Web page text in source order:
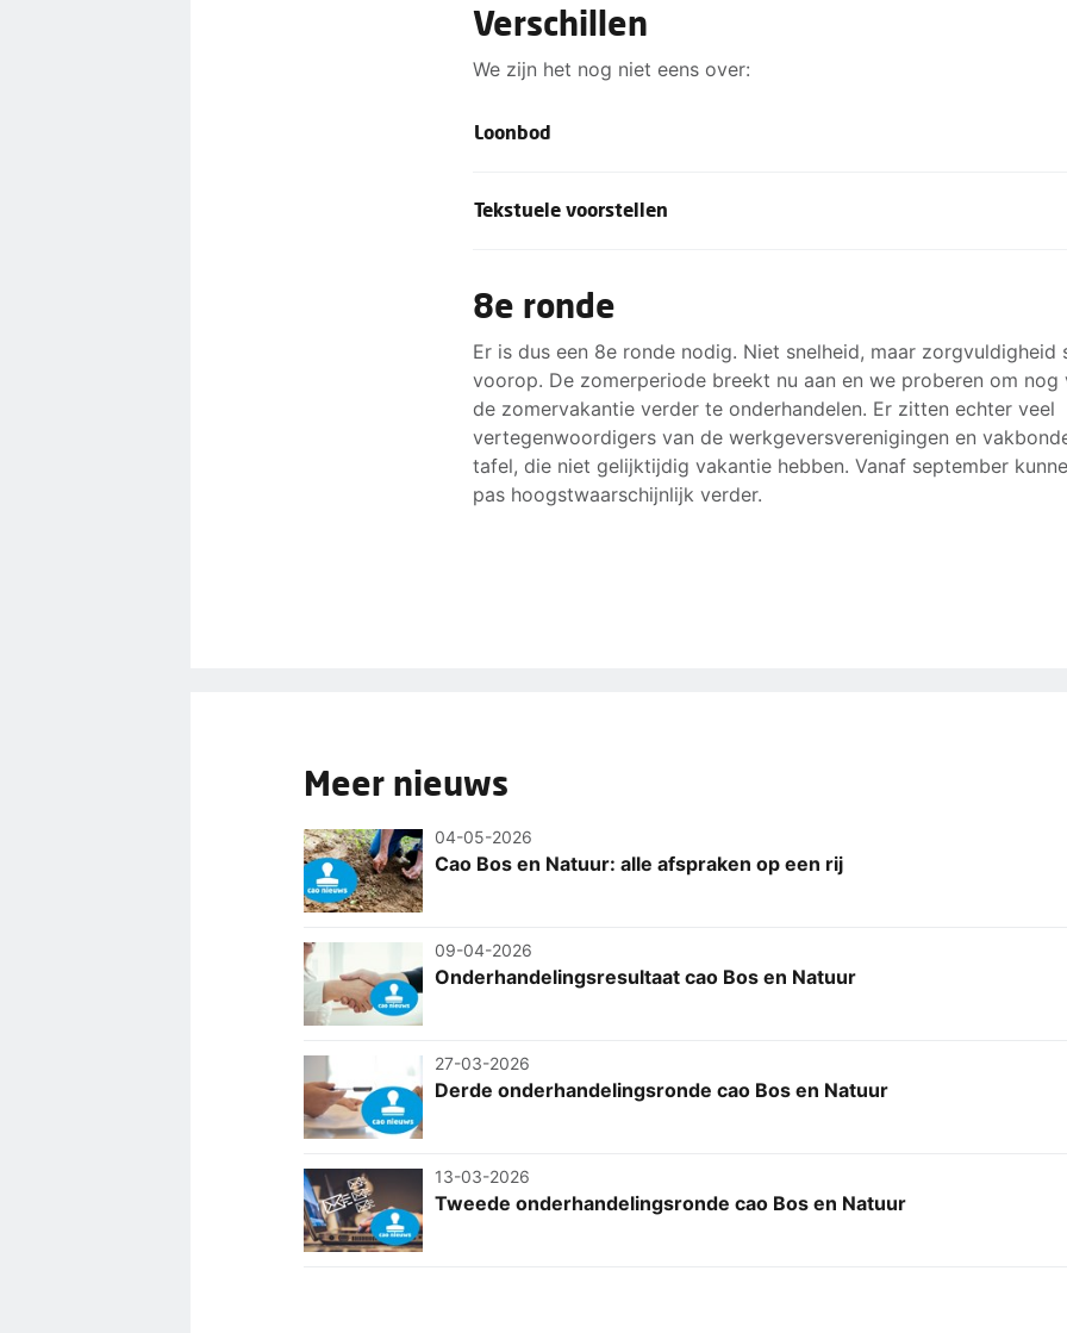
Verschillen
We zijn het nog niet eens over:
Loonbod
per 1 januari 2023: 2,5%
Laatste bod werkgevers:
per 1 januari 2022: 2%
per 1 januari 2023: 2%
Dat verschil is voor ons te groot. Wij willen niet onder ons
komen en daarom hebben we de werkgevers dringend verzocht
Tekstuele voorstellen
voorstellen van werkgevers. Daar moeten we ook nog verder over
praten.
8e ronde
Er is dus een 8e ronde nodig. Niet snelheid, maar zorgvuldigheid
voorop. De zomerperiode breekt nu aan en we proberen om nog
de zomervakantie verder te onderhandelen. Er zitten echter veel
vertegenwoordigers van de werkgeversverenigingen en
tafel, die niet gelijktijdig vakantie hebben. Vanaf september
pas hoogstwaarschijnlijk verder.
Meer nieuws
04-05-2026
Cao Bos en Natuur: alle afspraken op een rij
09-04-2026
Onderhandelingsresultaat cao Bos en Natuur
27-03-2026
Derde onderhandelingsronde cao Bos en Natuur
13-03-2026
Tweede onderhandelingsronde cao Bos en Natuur